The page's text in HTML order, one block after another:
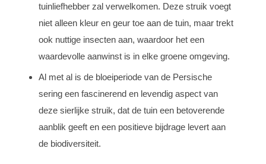
tuinliefhebber zal verwelkomen. Deze struik voegt
niet alleen kleur en geur toe aan de tuin, maar trekt
ook nuttige insecten aan, waardoor het een
waardevolle aanwinst is in elke groene omgeving.
Al met al is de bloeiperiode van de Persische
sering een fascinerend en levendig aspect van
deze sierlijke struik, dat de tuin een betoverende
aanblik geeft en een positieve bijdrage levert aan
de biodiversiteit.